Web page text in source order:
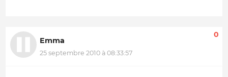
Emma
25 septembre 2010 à 08:33:57
0